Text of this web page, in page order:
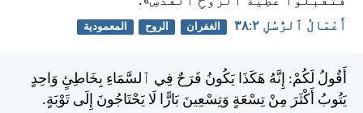
أَعْمَالُ ٱلرُّسُلِ ٢:‏٣٨ الغفران الروح المعمودية
أَقُولُ لَكُمْ: إِنَّهُ هَكَذَا يَكُونُ فَرَحٌ فِي ٱلسَّمَاءِ بِخَاطِئٍ وَاحِدٍ
يَتُوبُ أَكْثَرَ مِنْ تِسْعَةٍ وَتِسْعِينَ بَارًّا لَا يَحْتَاجُونَ إِلَى تَوْبَةٍ.